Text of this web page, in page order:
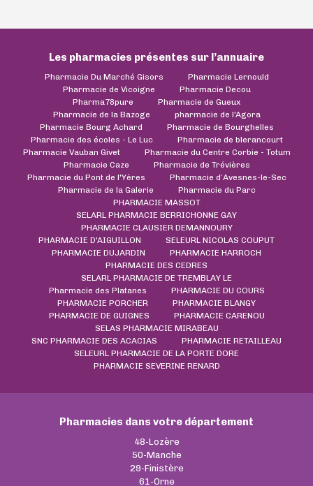
Les pharmacies présentes sur l’annuaire
Pharmacie Du Marché Gisors
Pharmacie Lernould
Pharmacie de Vicoigne
Pharmacie Decou
Pharma78pure
Pharmacie de Gueux
Pharmacie de la Bazoge
pharmacie de l'Agora
Pharmacie Bourg Achard
Pharmacie de Bourghelles
Pharmacie des écoles - Le Luc
Pharmacie de blerancourt
Pharmacie Vauban Givet
Pharmacie du Centre Corbie - Totum
Pharmacie Caze
Pharmacie de Trévières
Pharmacie du Pont de l'Yères
Pharmacie d’Avesnes-le-Sec
Pharmacie de la Galerie
Pharmacie du Parc
PHARMACIE MASSOT
SELARL PHARMACIE BERRICHONNE GAY
PHARMACIE CLAUSIER DEMANNOURY
PHARMACIE D'AIGUILLON
SELEURL NICOLAS COUPUT
PHARMACIE DUJARDIN
PHARMACIE HARROCH
PHARMACIE DES CEDRES
SELARL PHARMACIE DE TREMBLAY LE
Pharmacie des Platanes
PHARMACIE DU COURS
PHARMACIE PORCHER
PHARMACIE BLANGY
PHARMACIE DE GUIGNES
PHARMACIE CARENOU
SELAS PHARMACIE MIRABEAU
SNC PHARMACIE DES ACACIAS
PHARMACIE RETAILLEAU
SELEURL PHARMACIE DE LA PORTE DORE
PHARMACIE SEVERINE RENARD
Pharmacies dans votre département
48-Lozère
50-Manche
29-Finistère
61-Orne